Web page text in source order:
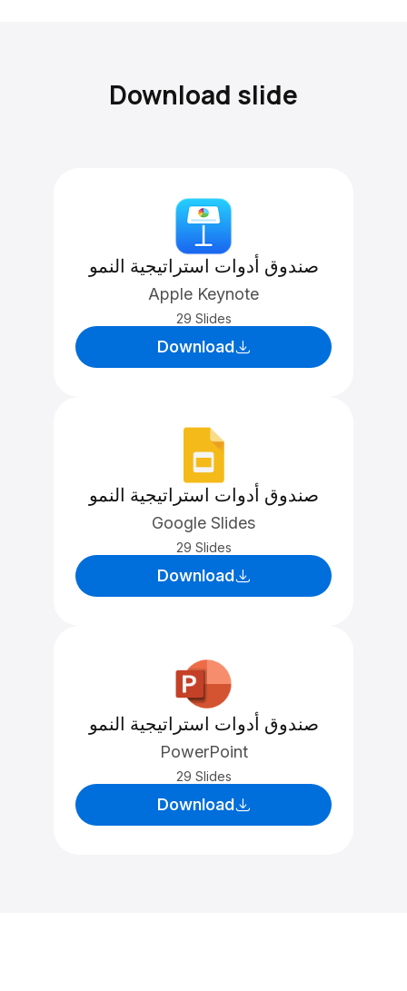
Download slide
صندوق أدوات استراتيجية النمو
Apple Keynote
29 Slides
Download
صندوق أدوات استراتيجية النمو
Google Slides
29 Slides
Download
صندوق أدوات استراتيجية النمو
PowerPoint
29 Slides
Download